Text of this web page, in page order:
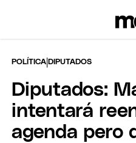
POLÍTICA |DIPUTADOS
Diputados:
intentará
agenda pero